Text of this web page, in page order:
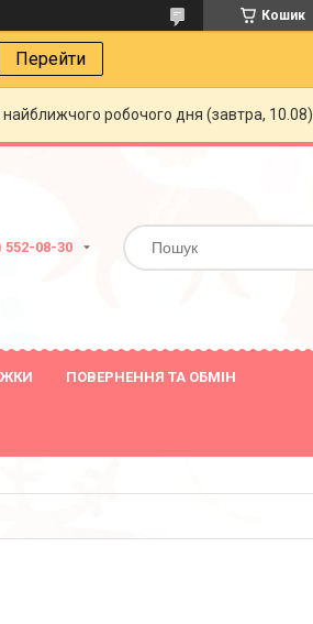
Кошик
Перейти
робочого дня (завтра, 10.08).
552-08-30
ПОВЕРНЕННЯ ТА ОБМІН